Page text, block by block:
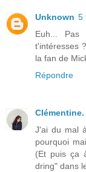
Unknown 5
Euh...
t'intéresses
la fan de
Répondre
Clémentine.
J'ai du mal
pourquoi
(Et puis ça
dring" dans